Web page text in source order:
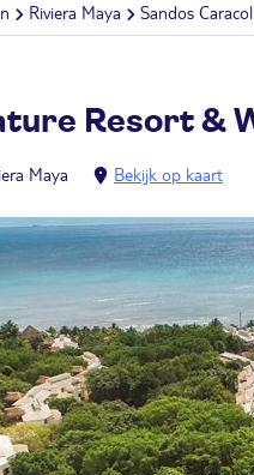
Riviera Maya Sandos
Resort &
Maya Bekijk op kaart